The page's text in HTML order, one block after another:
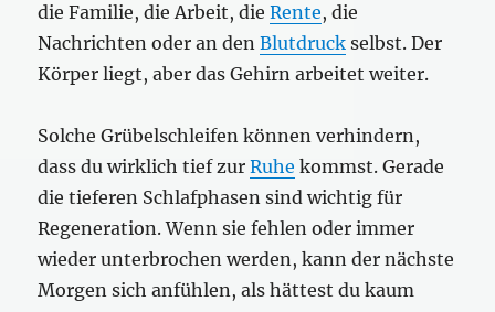
die Familie, die Arbeit, dieRente, die
Nachrichten oder an denBlutdruck selbst. Der
Körper liegt, aber das Gehirn arbeitet weiter.
Solche Grübelschleifen können verhindern,
dass du wirklich tief zurRuhe kommst. Gerade
die tieferen Schlafphasen sind wichtig für
Regeneration. Wenn sie fehlen oder immer
wieder unterbrochen werden, kann der nächste
Morgen sich anfühlen, als hättest du kaum